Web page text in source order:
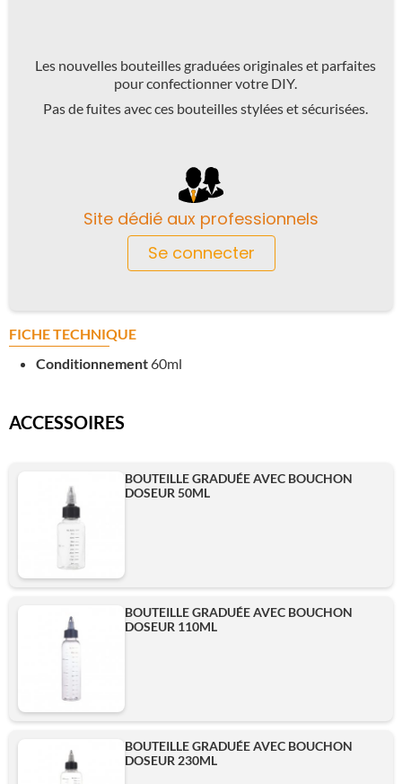
Les nouvelles bouteilles graduées originales et parfaites
pour confectionner votre DIY.
Pas de fuites avec ces bouteilles stylées et sécurisées.
Site dédié aux professionnels
Se connecter
FICHE TECHNIQUE
Conditionnement 60ml
ACCESSOIRES
BOUTEILLE GRADUÉE AVEC BOUCHON
DOSEUR 50ML
BOUTEILLE GRADUÉE AVEC BOUCHON
DOSEUR 110ML
BOUTEILLE GRADUÉE AVEC BOUCHON
DOSEUR 230ML